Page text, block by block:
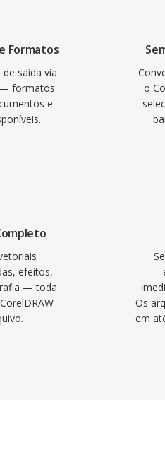
Formatos
saída via
formatos
e
o
efeitos,
— toda
Os
em